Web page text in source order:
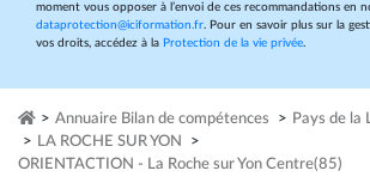
moment vous opposer à l’envoi de ces recommandations en
dataprotection@iciformation.fr. Pour en savoir plus sur la
vos droits, accédez à la Protection de la vie privée.
> Annuaire Bilan de compétences > Pays de la
> LA ROCHE SUR YON
>
ORIENTACTION - La Roche sur Yon Centre(85)